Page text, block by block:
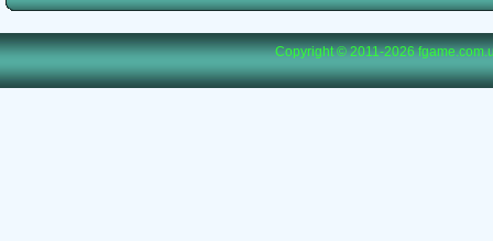
Copyright © 2011-2026